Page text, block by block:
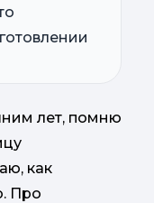
лет, помню
как
Про